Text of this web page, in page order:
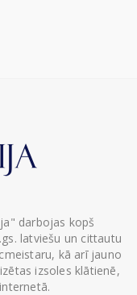
darbojas kopš
latviešu un cittautu
kā arī jauno
izsoles klātienē,